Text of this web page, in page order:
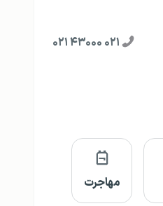
۰۲۱ ۴۳۰۰۰ ۰۲۱
مهاجرت